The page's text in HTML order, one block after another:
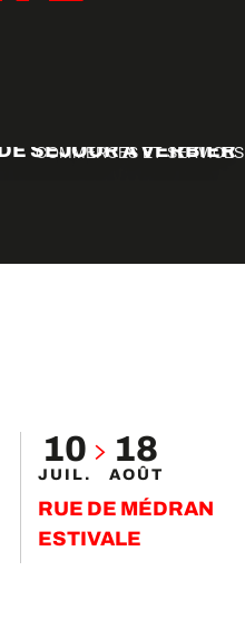
COMMERCES ET SERVICES
SÉJOUR À VERBIER
10
JUIL.
18
AOÛT
RUE DE MÉDRAN
ESTIVALE